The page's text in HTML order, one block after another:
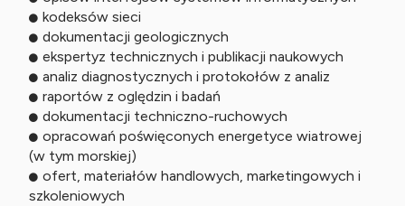
kodeksów sieci
dokumentacji geologicznych
ekspertyz technicznych i publikacji naukowych
analiz diagnostycznych i protokołów z analiz
raportów z oględzin i badań
dokumentacji techniczno-ruchowych
opracowań poświęconych energetyce wiatrowej
(w tym morskiej)
ofert, materiałów handlowych, marketingowych i
szkoleniowych